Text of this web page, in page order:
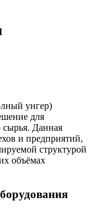
унгер)
для
сырья. Данная
и предприятий,
структурой
объёмах